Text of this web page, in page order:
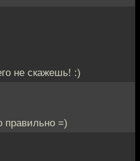
не скажешь! :)
правильно =)